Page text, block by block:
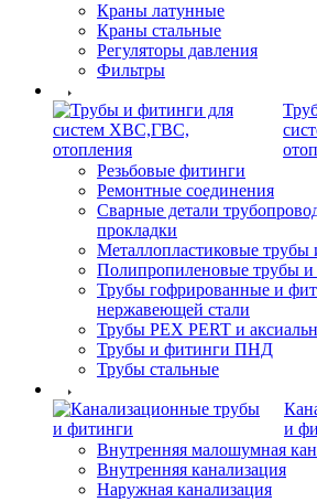
Краны латунные
Краны стальные
Регуляторы давления
Фильтры
Резьбовые фитинги
Ремонтные соединения
Сварные детали
прокладки
Металлопластиковые трубы
Полипропиленовые трубы
Трубы гофрированные и
нержавеющей стали
Трубы PEX PERT и
Трубы и фитинги ПНД
Трубы стальные
и
Внутренняя малошумная
Внутренняя канализация
Наружная канализация